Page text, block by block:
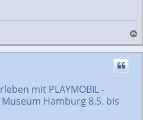
a
c
mit PLAYMOBIL -
Hamburg 8.5. bis